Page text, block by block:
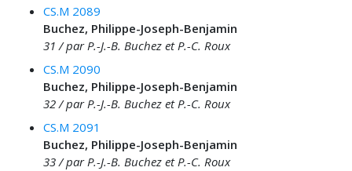
CS.M 2089
Buchez, Philippe-Joseph-Benjamin
31 / par P.-J.-B. Buchez et P.-C. Roux
CS.M 2090
Buchez, Philippe-Joseph-Benjamin
32 / par P.-J.-B. Buchez et P.-C. Roux
CS.M 2091
Buchez, Philippe-Joseph-Benjamin
33 / par P.-J.-B. Buchez et P.-C. Roux